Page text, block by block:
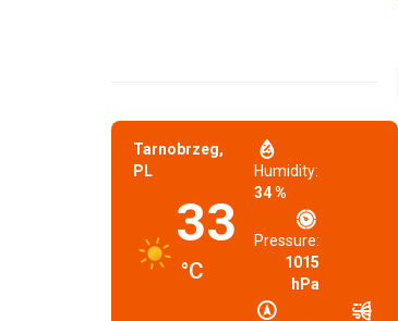
Tarnobrzeg,
PL
33
°C
Humidity:
34 %
Pressure:
1015
hPa